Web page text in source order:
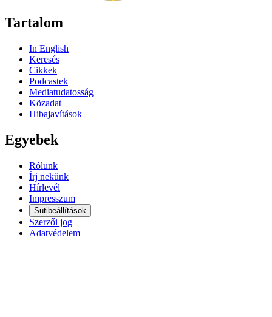
Tartalom
In English
Keresés
Cikkek
Podcastek
Mediatudatosság
Közadat
Hibajavítások
Egyebek
Rólunk
Írj nekünk
Hírlevél
Impresszum
Sütibeállítások
Szerzői jog
Adatvédelem